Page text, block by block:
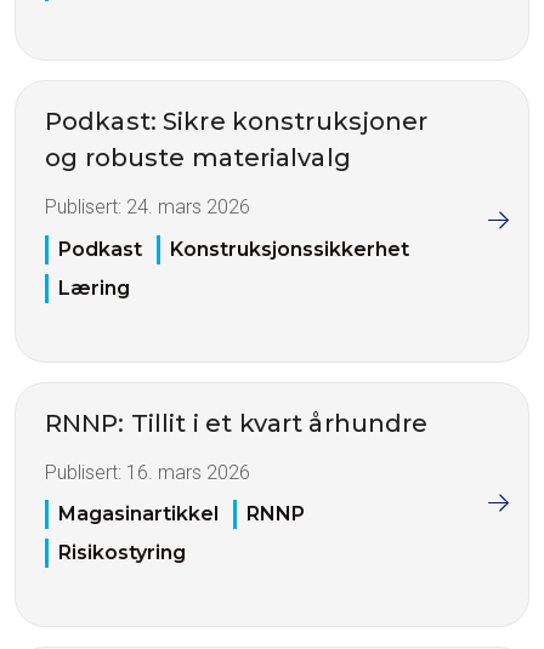
Podkast: Sikre konstruksjoner
og robuste materialvalg
Publisert: 24. mars 2026
Podkast
Konstruksjonssikkerhet
Læring
RNNP: Tillit i et kvart århundre
Publisert: 16. mars 2026
Magasinartikkel
RNNP
Risikostyring